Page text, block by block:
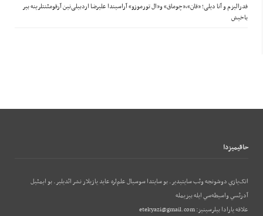
فدرالیزم و آنا دیلی؛ «قان»،«چوماق» و«ال تورموزو» آراسیندا علیرضا اردبیلی‌نین آرقومئنتلرینه بیر
باخیش
حاقيميزدا
اتک‌يازي دوشونجه وئب‌ سايتيدير. بو سايتدا سوسيال علم‌لره عايد يازيلار نشر ائديلير. بو ایمئيل
آدرئسي واسيطه‌سي ايله بيزيمله
علاقه يارادا بيلرسينيز:etekyazi@gmail.com